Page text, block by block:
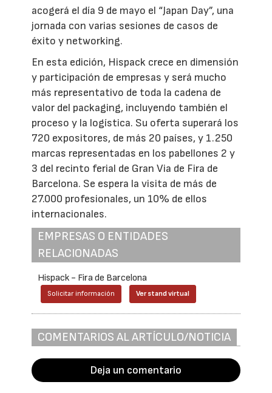
acogerá el día 9 de mayo el “Japan Day”, una
jornada con varias sesiones de casos de
éxito y networking.
En esta edición, Hispack crece en dimensión
y participación de empresas y será mucho
más representativo de toda la cadena de
valor del packaging, incluyendo también el
proceso y la logística. Su oferta superará los
720 expositores, de más 20 países, y 1.250
marcas representadas en los pabellones 2 y
3 del recinto ferial de Gran Via de Fira de
Barcelona. Se espera la visita de más de
27.000 profesionales, un 10% de ellos
internacionales.
EMPRESAS O ENTIDADES
RELACIONADAS
Hispack - Fira de Barcelona
Solicitar información Ver stand virtual
COMENTARIOS AL ARTÍCULO/NOTICIA
Deja un comentario